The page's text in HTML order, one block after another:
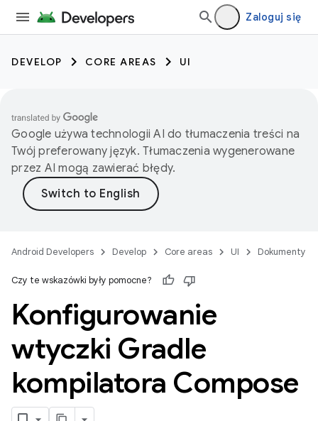
Zaloguj się
DEVELOP CORE AREAS UI
Google używa technologii AI do tłumaczenia treści na
Twój preferowany język. Tłumaczenia wygenerowane
przez AI mogą zawierać błędy.
Android Developers Develop Core areas UI Dokumenty
Czy te wskazówki były pomocne?
Konfigurowanie
wtyczki Gradle
kompilatora Compose